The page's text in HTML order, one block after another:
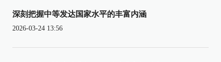
深刻把握中等发达国家水平的丰富内涵
2026-03-24 13:56